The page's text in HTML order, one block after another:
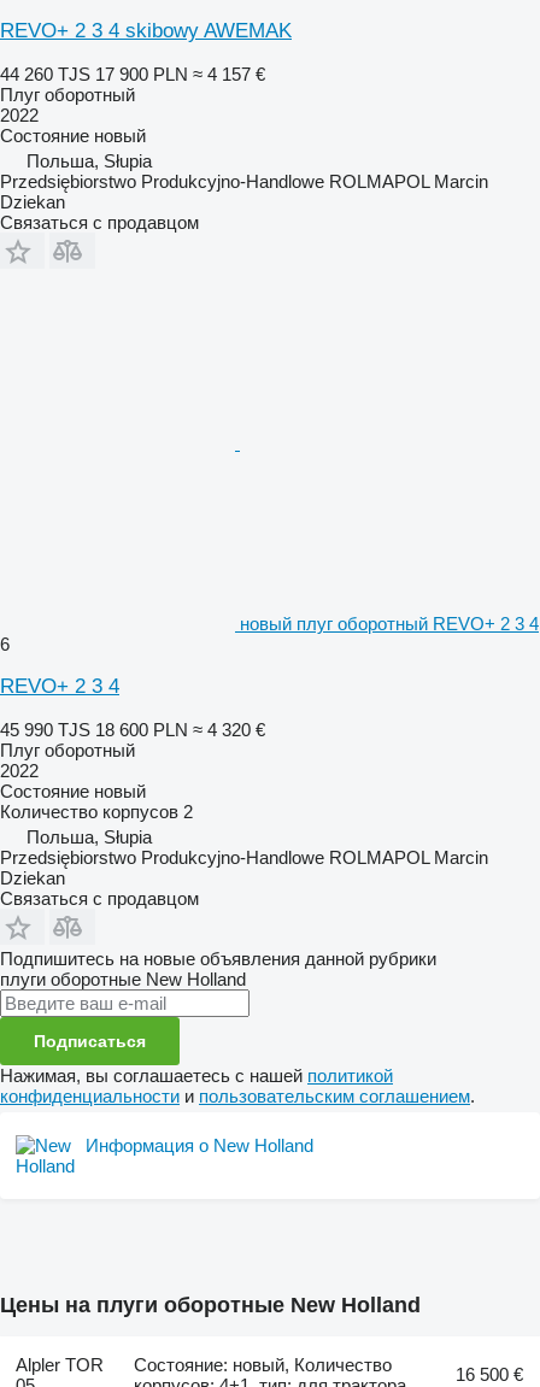
REVO+ 2 3 4 skibowy AWEMAK
44 260 TJS 17 900 PLN ≈ 4 157 €
Плуг оборотный
2022
Состояние новый
Польша, Słupia
Przedsiębiorstwo Produkcyjno-Handlowe ROLMAPOL Marcin
Dziekan
Связаться с продавцом
новый плуг оборотный REVO+ 2 3 4
6
REVO+ 2 3 4
45 990 TJS 18 600 PLN ≈ 4 320 €
Плуг оборотный
2022
Состояние новый
Количество корпусов 2
Польша, Słupia
Przedsiębiorstwo Produkcyjno-Handlowe ROLMAPOL Marcin
Dziekan
Связаться с продавцом
Подпишитесь на новые объявления данной рубрики
плуги оборотные New Holland
Подписаться
Нажимая, вы соглашаетесь с нашей политикой
конфиденциальности и пользовательским соглашением.
Информация о New Holland
Цены на плуги оборотные New Holland
Alpler TOR
Состояние: новый, Количество
16 500 €